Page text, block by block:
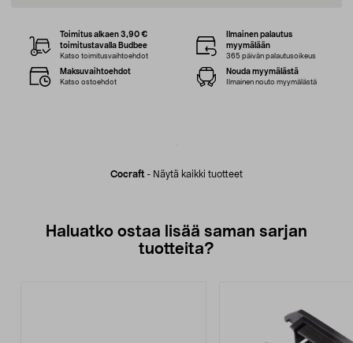
Cocraft - Näytä kaikki tuotteet
Toimitus alkaen 3,90 €
toimitustavalla Budbee
Katso toimitusvaihtoehdot
Ilmainen palautus
myymälään
365 päivän palautusoikeus
Maksuvaihtoehdot
Katso ostoehdot
Nouda myymälästä
Ilmainen nouto myymälästä
Haluatko ostaa lisää saman sarjan
tuotteita?